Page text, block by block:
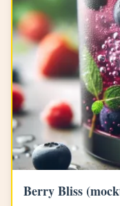
Berry Bliss